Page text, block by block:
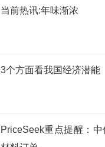
当前热讯:年味渐浓
3个方面看我国经济潜能
PriceSeek重点提醒：